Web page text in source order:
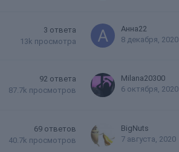
3 ответа
13k просмотра
Анна22
8 декабря, 2020
92 ответа
87.7k просмотров
Milana20300
6 октября, 2020
69 ответов
40.7k просмотров
BigNuts
7 августа, 2020